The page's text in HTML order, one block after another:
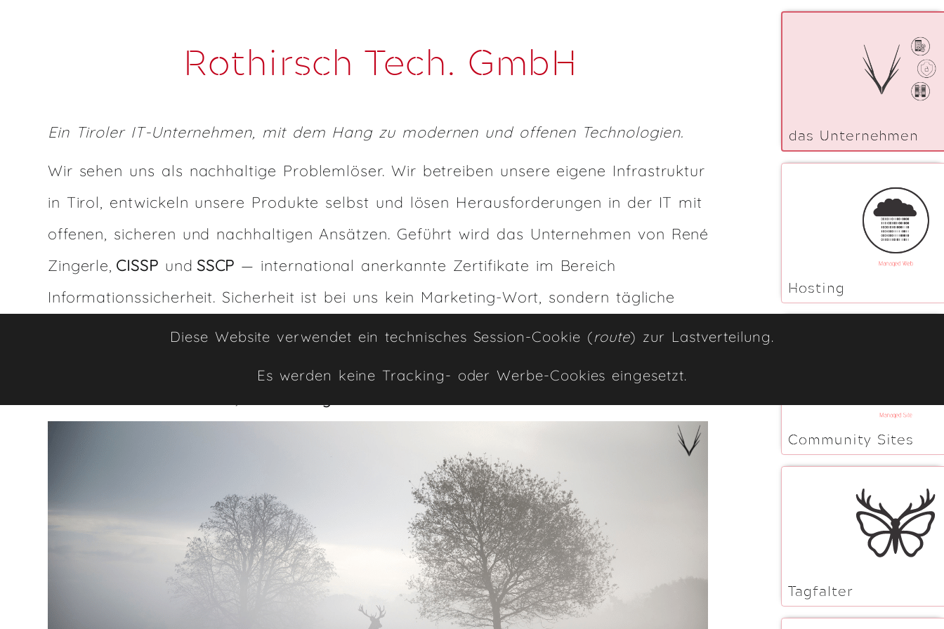
Rothirsch Tech. GmbH
Ein Tiroler IT-Unternehmen, mit dem Hang zu modernen und offenen Technologien.
Wir sehen uns als nachhaltige Problemlöser. Wir betreiben unsere eigene Infrastruktur
in Tirol, entwickeln unsere Produkte selbst und lösen Herausforderungen in der IT mit
offenen, sicheren und nachhaltigen Ansätzen. Geführt wird das Unternehmen von René
Zingerle, CISSP und SSCP — international anerkannte Zertifikate im Bereich
Informationssicherheit. Sicherheit ist bei uns kein Marketing-Wort, sondern tägliche
Dafür orientieren wir uns stets an den drei Säulen unseres
das Unternehmen
Hosting
Community Sites
Tagfalter
Diese Website verwendet ein technisches Session-Cookie (route) zur Lastverteilung.
Es werden keine Tracking- oder Werbe-Cookies eingesetzt.